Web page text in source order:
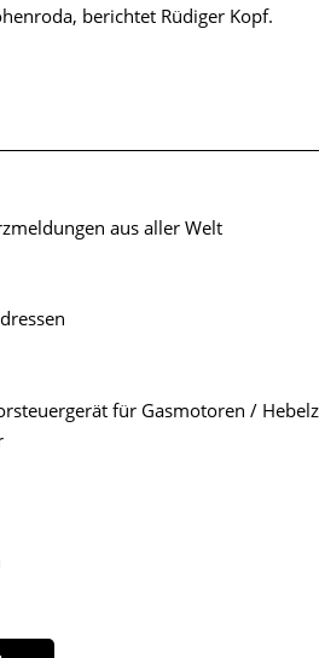
berichtet Rüdiger Kopf.
aus aller Welt
für Gasmotoren /